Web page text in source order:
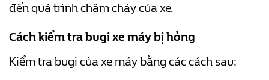
đến quá trình châm cháy của xe.
Cách kiểm tra bugi xe máy bị hỏng
Kiểm tra bugi của xe máy bằng các cách sau: